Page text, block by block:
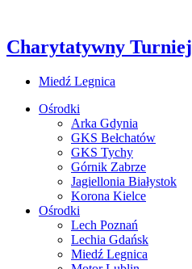
Charytatywny
Miedź Legnica
Ośrodki
Arka Gdynia
GKS Bełchatów
GKS Tychy
Górnik Zabrze
Jagiellonia Białystok
Korona Kielce
Ośrodki
Lech Poznań
Lechia Gdańsk
Miedź Legnica